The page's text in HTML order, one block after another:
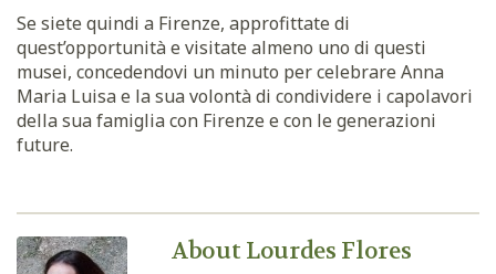
Se siete quindi a Firenze, approfittate di
quest’opportunità e visitate almeno uno di questi
musei, concedendovi un minuto per celebrare Anna
Maria Luisa e la sua volontà di condividere i capolavori
della sua famiglia con Firenze e con le generazioni
future.
About Lourdes Flores